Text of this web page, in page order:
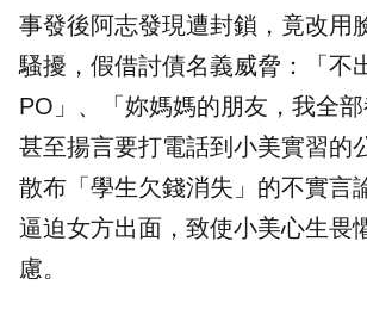
事發後阿志發現遭封鎖，竟改用
騷擾，假借討債名義威脅：「不
PO」、「妳媽媽的朋友，我全部
甚至揚言要打電話到小美實習的
散布「學生欠錢消失」的不實言
逼迫女方出面，致使小美心生畏
慮。